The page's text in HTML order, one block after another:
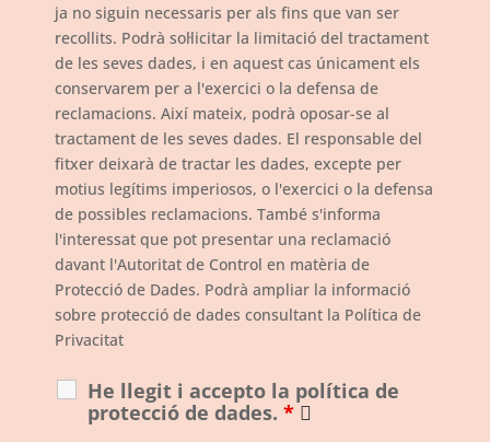
ja no siguin necessaris per als fins que van ser
recollits. Podrà sol·licitar la limitació del tractament
de les seves dades, i en aquest cas únicament els
conservarem per a l'exercici o la defensa de
reclamacions. Així mateix, podrà oposar-se al
tractament de les seves dades. El responsable del
fitxer deixarà de tractar les dades, excepte per
motius legítims imperiosos, o l'exercici o la defensa
de possibles reclamacions. També s'informa
l'interessat que pot presentar una reclamació
davant l'Autoritat de Control en matèria de
Protecció de Dades. Podrà ampliar la informació
sobre protecció de dades consultant la Política de
Privacitat
He llegit i accepto la política de
protecció de dades. *